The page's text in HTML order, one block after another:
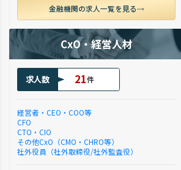
金融機関の求人一覧を見る
CxO・経営人材
求人数 21件
経営者・CEO・COO等
CFO
CTO・CIO
その他CxO（CMO・CHRO等）
社外役員（社外取締役/社外監査役）